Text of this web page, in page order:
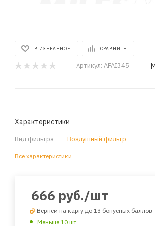
В ИЗБРАННОЕ СРАВНИТЬ
Артикул: AFAI345
Характеристики
Вид фильтра — Воздушный фильтр
Все характеристики
666 руб./шт
Вернем на карту до 13 бонусных баллов
Меньше 10 шт